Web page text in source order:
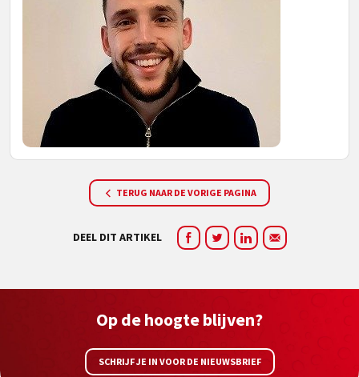
TERUG NAAR DE VORIGE PAGINA
DEEL DIT ARTIKEL
Op de hoogte blijven?
SCHRIJF JE IN VOOR DE NIEUWSBRIEF